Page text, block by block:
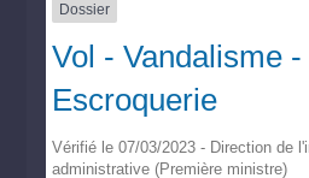
Dossier
Vol - Vandalisme -
Escroquerie
Vérifié le 07/03/2023 - Direction de
administrative (Première ministre)